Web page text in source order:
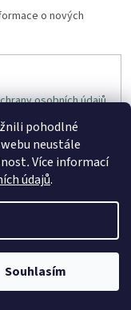
pohodlné
neustále
.Více informací
údajů.
Souhlasím
o nových
osobních údajů
práva vyhrazena.